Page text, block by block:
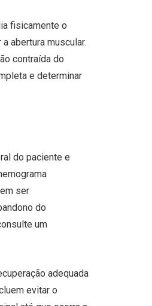
fisicamente o
abertura muscular.
contraída do
e determinar
do paciente e
ser
do
um
adequada
evitar o